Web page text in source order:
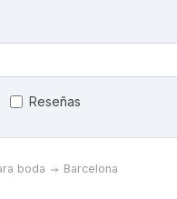
Reseñas
boda Barcelona